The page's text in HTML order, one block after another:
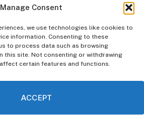
Manage Consent
we use technologies like cookies to
information. Consenting to these
to process data such as browsing
this site. Not consenting or withdrawing
certain features and functions.
ACCEPT
Podcast by Debify: Cómo
una audiencia propia en la era
| Mar Manrique